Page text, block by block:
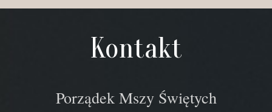
Kontakt
Porządek Mszy Świętych